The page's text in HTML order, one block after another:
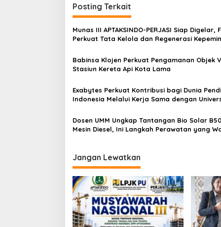
i
g
a
i
o
s
Posting Terkait
Munas III APTAKSINDO-PERJASI Siap Digelar,
Perkuat Tata Kelola dan Regenerasi
Babinsa Klojen Perkuat Pengamanan Objek
Stasiun Kereta Api Kota Lama
Exabytes Perkuat Kontribusi bagi Dunia
Indonesia Melalui Kerja Sama dengan
Dosen UMM Ungkap Tantangan Bio Solar
Mesin Diesel, Ini Langkah Perawatan yang
Jangan Lewatkan